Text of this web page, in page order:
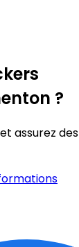
?
et assurez des